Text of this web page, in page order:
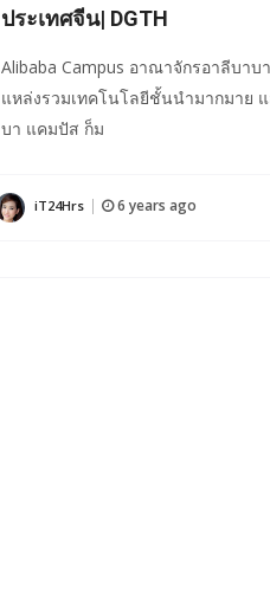
ประเทศจีน| DGTH
Alibaba Campus อาณาจักรอาลีบาบ
แหล่งรวมเทคโนโลยีชั้นนำมากมาย
บา แคมปัส ก็ม
iT24Hrs 6 years ago